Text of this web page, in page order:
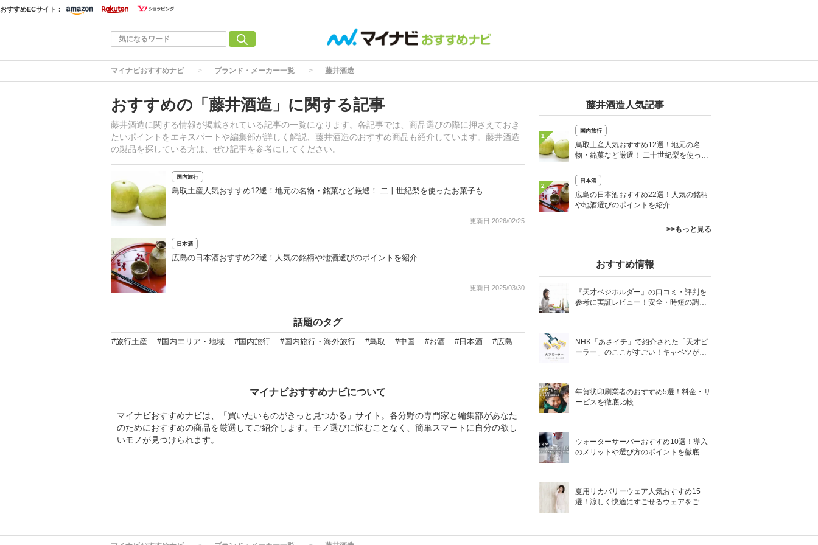
おすすめECサイト：
マイナビおすすめナビ ブランド・メーカー一覧 藤井酒造
おすすめの「藤井酒造」に関する記事
藤井酒造に関する情報が掲載されている記事の一覧になります。各記事では、商品選びの際に押さえておき
たいポイントをエキスパートや編集部が詳しく解説、藤井酒造のおすすめ商品も紹介しています。藤井酒造
の製品を探している方は、ぜひ記事を参考にしてください。
国内旅行
鳥取土産人気おすすめ12選！地元の名物・銘菓など厳選！ 二十世紀梨を使ったお菓子も
更新日:2026/02/25
日本酒
広島の日本酒おすすめ22選！人気の銘柄や地酒選びのポイントを紹介
更新日:2025/03/30
話題のタグ
#旅行土産 #国内エリア・地域 #国内旅行 #国内旅行・海外旅行 #鳥取 #中国 #お酒 #日本酒 #広島
マイナビおすすめナビについて
マイナビおすすめナビは、「買いたいものがきっと見つかる」サイト。各分野の専門家と編集部があなた
のためにおすすめの商品を厳選してご紹介します。モノ選びに悩むことなく、簡単スマートに自分の欲し
いモノが見つけられます。
藤井酒造人気記事
1
国内旅行
鳥取土産人気おすすめ12選！地元の名
物・銘菓など厳選！ 二十世紀梨を使った
2
日本酒
広島の日本酒おすすめ22選！人気の銘柄
や地酒選びのポイントを紹介
>>もっと見る
おすすめ情報
『天才ベジホルダー』の口コミ・評判を
参考に実証レビュー！安全・時短の調理
NHK「あさイチ」で紹介された「天才ピ
ーラー」のここがすごい！キャベツがほ
年賀状印刷業者のおすすめ5選！料金・サ
ービスを徹底比較
ウォーターサーバーおすすめ10選！導入
のメリットや選び方のポイントを徹底解
夏用リカバリーウェア人気おすすめ15
選！涼しく快適にすごせるウェアをご紹